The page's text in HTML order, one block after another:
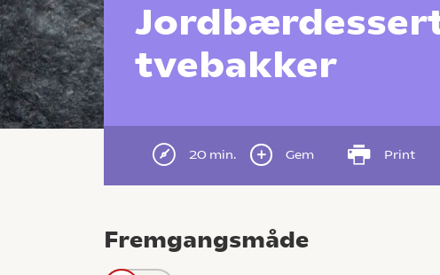
tvebakker
20 min. Gem Print
Fremgangsmåde